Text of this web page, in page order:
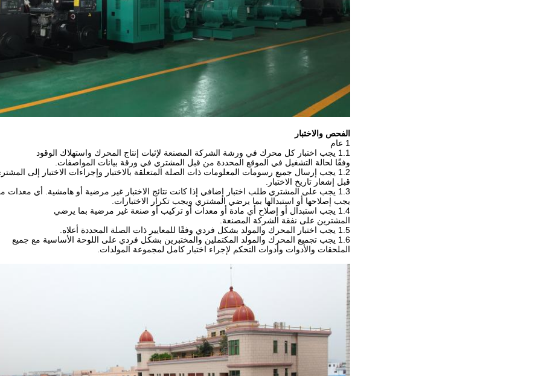
الفحص والاختبار
1 عام
1.1 يجب اختبار كل محرك في ورشة الشركة المصنعة لإثبات إنتاج المحرك واستهلاك الوقود
وفقًا لحالة التشغيل في الموقع المحددة من قبل المشتري في ورقة بيانات المواصفات.
1.2 يجب إرسال جميع رسومات المعلومات ذات الصلة المتعلقة بالاختبار وإجراءات الاختبار إلى المشتري
قبل إشعار تاريخ الاختبار.
1.3 يجب على المشتري طلب اختبار إضافي إذا كانت نتائج الاختبار غير مرضية أو هامشية. أي معدات مرفوضة
يجب إصلاحها أو استبدالها بما يرضي المشتري ويجب تكرار الاختبارات.
1.4 يجب استبدال أو إصلاح أي مادة أو معدات أو تركيب أو صنعة غير مرضية بما يرضي
المشترين على نفقة الشركة المصنعة.
1.5 يجب اختبار المحرك والمولد بشكل فردي وفقًا للمعايير ذات الصلة المحددة أعلاه.
1.6 يجب تجميع المحرك والمولد المكتملين والمختبرين بشكل فردي على اللوحة الأساسية مع جميع
الملحقات والأدوات وأدوات التحكم لإجراء اختبار كامل لمجموعة المولدات.